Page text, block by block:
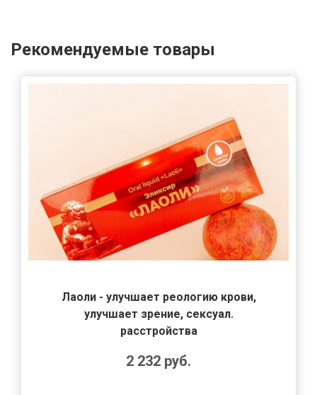
Рекомендуемые товары
Лаоли - улучшает реологию крови,
улучшает зрение, сексуал.
расстройства
2 232 руб.